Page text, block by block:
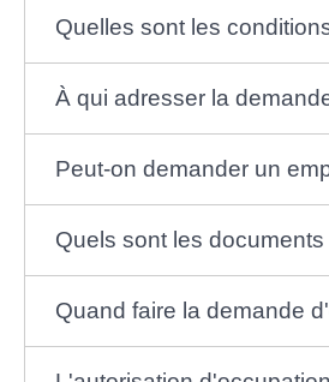
Quelles sont les
À qui adresser la
Peut-on demander un
Quels sont les
Quand faire la demande